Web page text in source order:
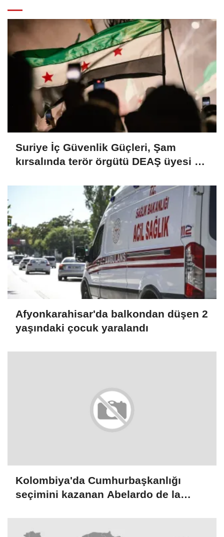
Suriye İç Güvenlik Güçleri, Şam
kırsalında terör örgütü DEAŞ üyesi 2
Afyonkarahisar'da balkondan düşen 2
yaşındaki çocuk yaralandı
Kolombiya'da Cumhurbaşkanlığı
seçimini kazanan Abelardo de la